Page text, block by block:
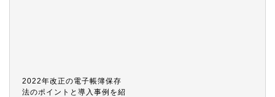
2022年改正の電子帳簿保存
法のポイントと導入事例を紹